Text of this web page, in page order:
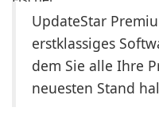
UpdateStar
erstklassiges
dem Sie alle Ihre
neuesten Stand